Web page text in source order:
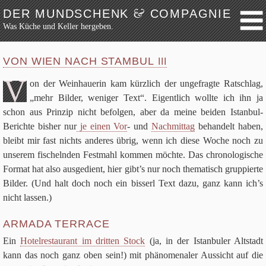
DER MUNDSCHENK&COMPAGNIE
Was Küche und Keller hergeben.
Weiter zum Inhalt
Küche
Lokalbesuch
Markttag
Hortikultur
Werkzeug
Bibliothek
Rezepte
VON WIEN NACH STAMBUL III
V on der Wein­haue­rin kam kürz­lich der unge­fragte Rat­schlag,
„mehr Bil­der, weni­ger Text“. Eigent­lich wollte ich ihn ja
schon aus Prin­zip nicht befol­gen, aber da meine bei­den Istan­bul-
Berichte bis­her nurje einen Vor- undNach­mit­tag behan­delt haben,
bleibt mir fast nichts ande­res übrig, wenn ich diese Woche noch zu
unse­rem fischeln­den Fest­mahl kom­men möchte. Das chro­no­lo­gi­sche
For­mat hat also aus­ge­dient, hier gibt’s nur noch the­ma­tisch grup­pierte
Bil­der. (Und halt doch noch ein bis­serl Text dazu, ganz kann ich’s
nicht lassen.)
ARMADA TERRACE
EinHotel­re­stau­rant im drit­ten Stock (ja, in der Istan­bu­ler Alt­stadt
kann das noch ganz oben sein!) mit phä­no­me­na­ler Aus­sicht auf die